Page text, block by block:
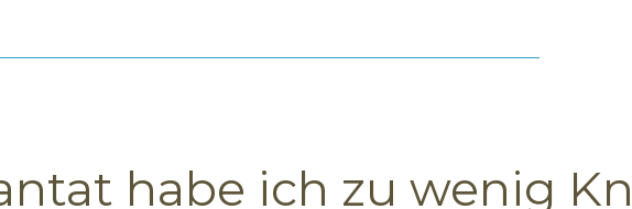
habe ich zu wenig